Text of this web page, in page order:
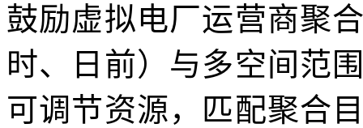
鼓励虚拟电厂运营商聚
时、日前）与多空间范
可调节资源，匹配聚合